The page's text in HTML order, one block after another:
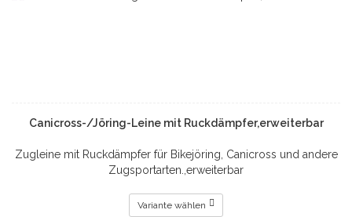
Canicross-/Jöring-Leine mit Ruckdämpfer,erweiterbar
Zugleine mit Ruckdämpfer für Bikejöring, Canicross und andere
Zugsportarten.,erweiterbar
Variante wählen